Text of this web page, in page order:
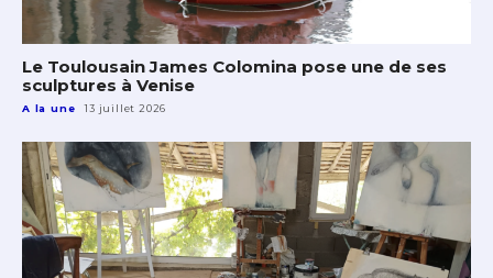
Le Toulousain James Colomina pose une de ses
sculptures à Venise
A la une 13 juillet 2026